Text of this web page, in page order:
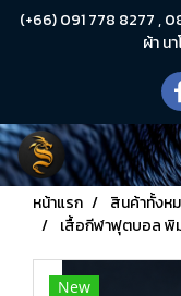
(+66) 091 778 8277 ,
ผ้า น
หน้าแรก สินค้าทั้งห
เสื้อกีฬาฟุตบอล พิ
New